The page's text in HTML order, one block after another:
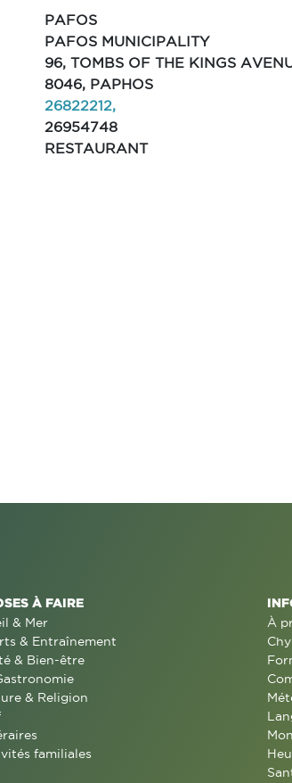
PAFOS
PAFOS MUNICIPALITY
96, TOMBS OF THE KINGS
8046, PAPHOS
26822212,
26954748
RESTAURANT
À FAIRE
& Mer
& Entraînement
& Bien-être
& Religion
familiales
À